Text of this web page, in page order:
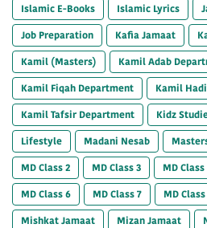
Islamic E-Books
Islamic Lyrics
Job Preparation
Kafia Jamaat
Kamil (Masters)
Kamil Adab
Kamil Fiqah Department
Kamil
Kamil Tafsir Department
Kidz
Lifestyle
Madani Nesab
MD Class 2
MD Class 3 MD Class
MD Class 6
MD Class 7 MD
Mishkat Jamaat
Mizan Jamaat